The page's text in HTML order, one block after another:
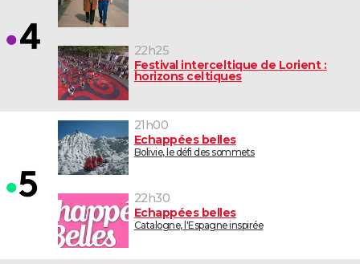
22h25
Festival interceltique de Lorient :
horizons celtiques
21h00
Echappées belles
Bolivie, le défi des sommets
22h30
Echappées belles
Catalogne, l'Espagne inspirée